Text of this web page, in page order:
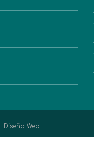
Diseño Web